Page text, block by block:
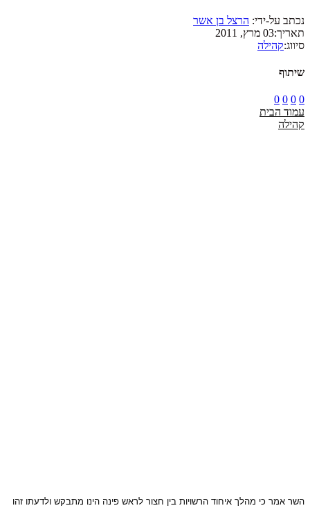
נכתב על-ידי: הרצל בן אשר
תאריך:03 מרץ, 2011
סיווג:קהילה
שיתוף
0
0
0
0
עמוד הבית
קהילה
השר אמר כי מהלך איחוד הרשויות בין חצור לראש פינה הינו מתבקש ולדעתו זהו